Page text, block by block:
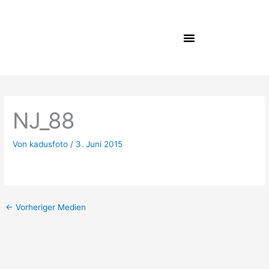
NJ_88
Von kadusfoto / 3. Juni 2015
← Vorheriger Medien